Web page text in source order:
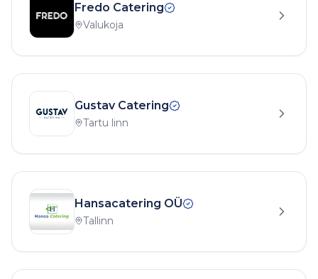
Fredo Catering
Valukoja
Gustav Catering
Tartu linn
Hansacatering OÜ
Tallinn